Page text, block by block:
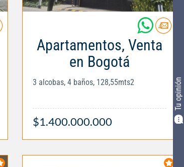
Tu opinión
Apartamentos, Venta
en Bogotá
3 alcobas, 4 baños, 128,55mts2
$1.400.000.000